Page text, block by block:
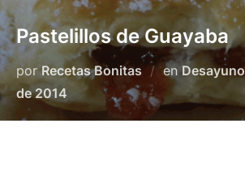
Pastelillos de Guayaba
porRecetas Bonitas enDesayuno
de 2014